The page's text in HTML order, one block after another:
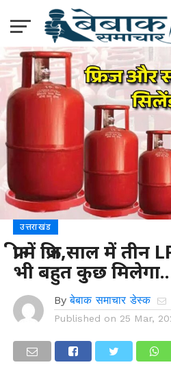
उत्तराखंड
फ्री में फ्रिज,साल में
भी बहुत कुछ मिलेगा..
By बेबाक समाचार डेस्क
Published on 25 Mar,